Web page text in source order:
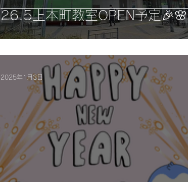
26.5上本町教室OPEN予定🎉🌸
2025年1月3日